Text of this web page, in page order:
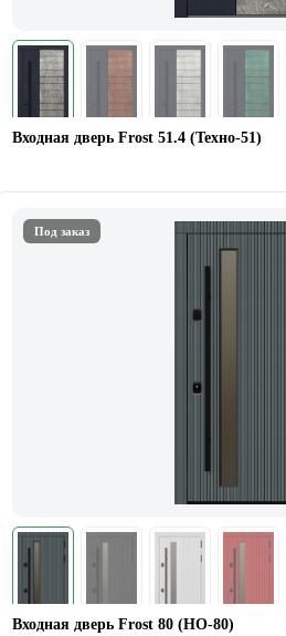
Входная дверь Frost 51.4 (Техно-51)
Под заказ
Входная дверь Frost 80 (НО-80)